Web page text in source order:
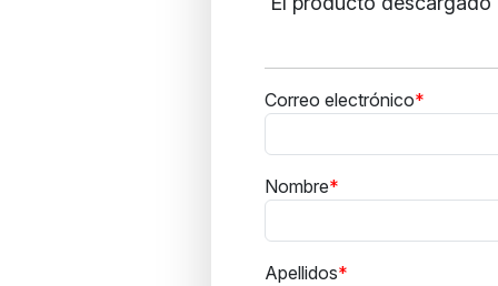
Correo electrónico
Nombre
Apellidos